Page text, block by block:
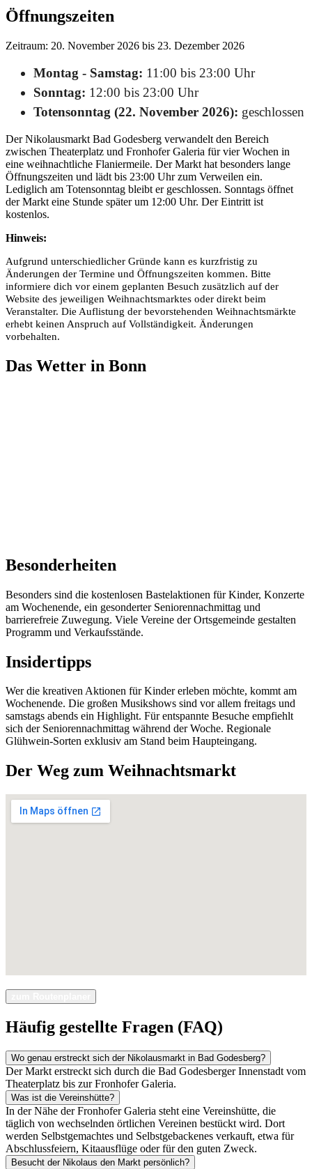
Öffnungszeiten
Zeitraum: 20. November 2026 bis 23. Dezember 2026
Montag - Samstag: 11:00 bis 23:00 Uhr
Sonntag: 12:00 bis 23:00 Uhr
Totensonntag (22. November 2026): geschlossen
Der Nikolausmarkt Bad Godesberg verwandelt den Bereich
zwischen Theaterplatz und Fronhofer Galeria für vier Wochen in
eine weihnachtliche Flaniermeile. Der Markt hat besonders lange
Öffnungszeiten und lädt bis 23:00 Uhr zum Verweilen ein.
Lediglich am Totensonntag bleibt er geschlossen. Sonntags öffnet
der Markt eine Stunde später um 12:00 Uhr. Der Eintritt ist
kostenlos.
Hinweis:
Aufgrund unterschiedlicher Gründe kann es kurzfristig zu
Änderungen der Termine und Öffnungszeiten kommen. Bitte
informiere dich vor einem geplanten Besuch zusätzlich auf der
Website des jeweiligen Weihnachtsmarktes oder direkt beim
Veranstalter. Die Auflistung der bevorstehenden Weihnachtsmärkte
erhebt keinen Anspruch auf Vollständigkeit. Änderungen
vorbehalten.
Das Wetter in Bonn
Besonderheiten
Besonders sind die kostenlosen Bastelaktionen für Kinder, Konzerte
am Wochenende, ein gesonderter Seniorennachmittag und
barrierefreie Zuwegung. Viele Vereine der Ortsgemeinde gestalten
Programm und Verkaufsstände.
Insidertipps
Wer die kreativen Aktionen für Kinder erleben möchte, kommt am
Wochenende. Die großen Musikshows sind vor allem freitags und
samstags abends ein Highlight. Für entspannte Besuche empfiehlt
sich der Seniorennachmittag während der Woche. Regionale
Glühwein-Sorten exklusiv am Stand beim Haupteingang.
Der Weg zum Weihnachtsmarkt
Häufig gestellte Fragen (FAQ)
Wo genau erstreckt sich der Nikolausmarkt in Bad Godesberg?
Der Markt erstreckt sich durch die Bad Godesberger Innenstadt vom
Theaterplatz bis zur Fronhofer Galeria.
Was ist die Vereinshütte?
In der Nähe der Fronhofer Galeria steht eine Vereinshütte, die
täglich von wechselnden örtlichen Vereinen bestückt wird. Dort
werden Selbstgemachtes und Selbstgebackenes verkauft, etwa für
Abschlussfeiern, Kitaausflüge oder für den guten Zweck.
Besucht der Nikolaus den Markt persönlich?